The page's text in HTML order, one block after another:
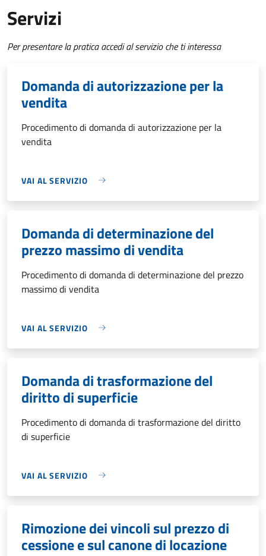
Servizi
Per presentare la pratica accedi al servizio che ti interessa
Domanda di autorizzazione per la
vendita
Procedimento di domanda di autorizzazione per la
vendita
VAI AL SERVIZIO
Domanda di determinazione del
prezzo massimo di vendita
Procedimento di domanda di determinazione del prezzo
massimo di vendita
VAI AL SERVIZIO
Domanda di trasformazione del
diritto di superficie
Procedimento di domanda di trasformazione del diritto
di superficie
VAI AL SERVIZIO
Rimozione dei vincoli sul prezzo di
cessione e sul canone di locazione